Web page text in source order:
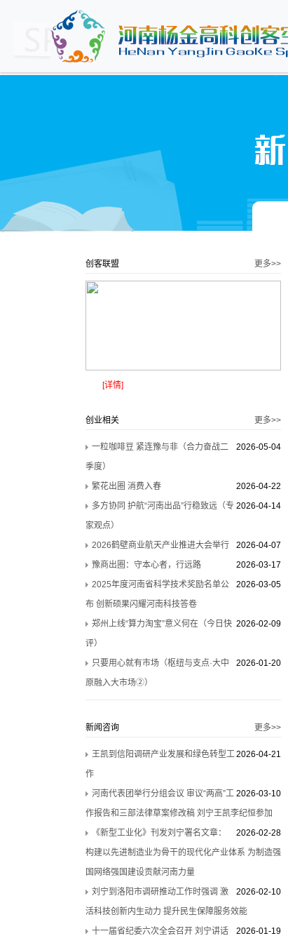
更多>>
创客联盟
[详情]
更多>>
创业相关
2026-05-04
一粒咖啡豆 紧连豫与非（合力奋战二
季度）
2026-04-22
繁花出圈 消费入春
2026-04-14
多方协同 护航“河南出品”行稳致远（专
家观点）
2026-04-07
2026鹤壁商业航天产业推进大会举行
2026-03-17
豫商出圈：守本心者，行远路
2026-03-05
2025年度河南省科学技术奖励名单公
布 创新硕果闪耀河南科技答卷
2026-02-09
郑州上线“算力淘宝”意义何在（今日快
评）
2026-01-20
只要用心就有市场（枢纽与支点·大中
原融入大市场②）
更多>>
新闻咨询
2026-04-21
王凯到信阳调研产业发展和绿色转型工
作
2026-03-10
河南代表团举行分组会议 审议“两高”工
作报告和三部法律草案修改稿 刘宁王凯李纪恒参加
2026-02-28
《新型工业化》刊发刘宁署名文章：
构建以先进制造业为骨干的现代化产业体系 为制造强
国网络强国建设贡献河南力量
2026-02-10
刘宁到洛阳市调研推动工作时强调 激
活科技创新内生动力 提升民生保障服务效能
2026-01-19
十一届省纪委六次全会召开 刘宁讲话